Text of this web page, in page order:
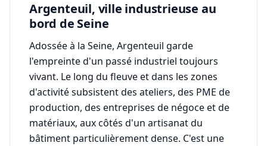
Argenteuil, ville industrieuse au
bord de Seine
Adossée à la Seine, Argenteuil garde
l'empreinte d'un passé industriel toujours
vivant. Le long du fleuve et dans les zones
d'activité subsistent des ateliers, des PME de
production, des entreprises de négoce et de
matériaux, aux côtés d'un artisanat du
bâtiment particulièrement dense. C'est une